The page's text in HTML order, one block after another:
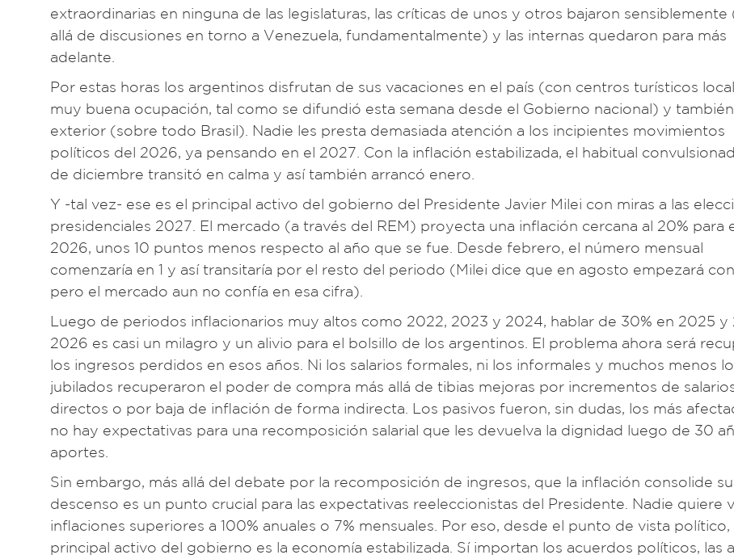
extraordinarias en ninguna de las legislaturas, las críticas de unos y otros bajaron sensiblemente
allá de discusiones en torno a Venezuela, fundamentalmente) y las internas quedaron para más
adelante.
Por estas horas los argentinos disfrutan de sus vacaciones en el país (con centros turísticos
muy buena ocupación, tal como se difundió esta semana desde el Gobierno nacional) y
exterior (sobre todo Brasil). Nadie les presta demasiada atención a los incipientes movimientos
políticos del 2026, ya pensando en el 2027. Con la inflación estabilizada, el habitual
de diciembre transitó en calma y así también arrancó enero.
Y -tal vez- ese es el principal activo del gobierno del Presidente Javier Milei con miras a las
presidenciales 2027. El mercado (a través del REM) proyecta una inflación cercana al 20% para
2026, unos 10 puntos menos respecto al año que se fue. Desde febrero, el número mensual
comenzaría en 1 y así transitaría por el resto del periodo (Milei dice que en agosto empezará con
pero el mercado aun no confía en esa cifra).
Luego de periodos inflacionarios muy altos como 2022, 2023 y 2024, hablar de 30% en 2025 y
2026 es casi un milagro y un alivio para el bolsillo de los argentinos. El problema ahora será
los ingresos perdidos en esos años. Ni los salarios formales, ni los informales y muchos menos
jubilados recuperaron el poder de compra más allá de tibias mejoras por incrementos de
directos o por baja de inflación de forma indirecta. Los pasivos fueron, sin dudas, los más
no hay expectativas para una recomposición salarial que les devuelva la dignidad luego de 30
aportes.
Sin embargo, más allá del debate por la recomposición de ingresos, que la inflación consolide su
descenso es un punto crucial para las expectativas reeleccionistas del Presidente. Nadie quiere
inflaciones superiores a 100% anuales o 7% mensuales. Por eso, desde el punto de vista político,
principal activo del gobierno es la economía estabilizada. Sí importan los acuerdos políticos, las